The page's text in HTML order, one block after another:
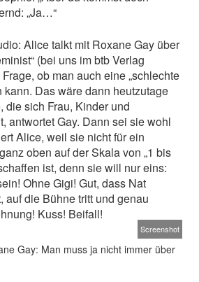
„Ja…“
Alice talkt mit Roxane Gay über
(bei uns im btb Verlag
ob man auch eine „schlechte
kann. Das wäre dann heutzutage
die sich Frau, Kinder und
antwortet Gay. Dann sei sie wohl
Alice, weil sie nicht für ein
oben auf der Skala von „1 bis
ist, denn sie will nur eins:
Ohne Gigi! Gut, dass Nat
auf die Bühne tritt und genau
Kuss! Beifall!
Screenshot
Gay: Man muss ja nicht immer über